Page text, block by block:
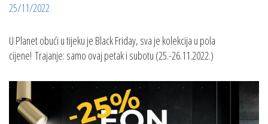
25/11/2022
U Planet obući u tijeku je Black Friday, sva je kolekcija u pola
cijene! Trajanje: samo ovaj petak i subotu (25.-26.11.2022.)